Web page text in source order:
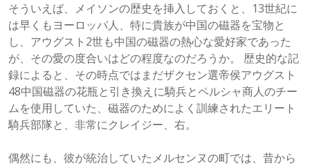
そういえば、メイソンの歴史を挿入しておくと、13世紀に
は早くもヨーロッパ人、特に貴族が中国の磁器を宝物と
し、アウグスト2世も中国の磁器の熱心な愛好家であった
が、その愛の度合いはどの程度なのだろうか。 歴史的な記
録によると、その時点ではまだザクセン選帝侯アウグスト
48中国磁器の花瓶と引き換えに騎兵とペルシャ商人のチー
ムを使用していた、磁器のためによく訓練されたエリート
騎兵部隊と、非常にクレイジー、右。
偶然にも、彼が統治していたメルセンヌの町では、昔から